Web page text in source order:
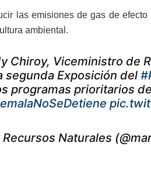
las emisiones de gas de
ambiental.
Chiroy, Viceministro de
segunda Exposición del
programas prioritarios
Naturales